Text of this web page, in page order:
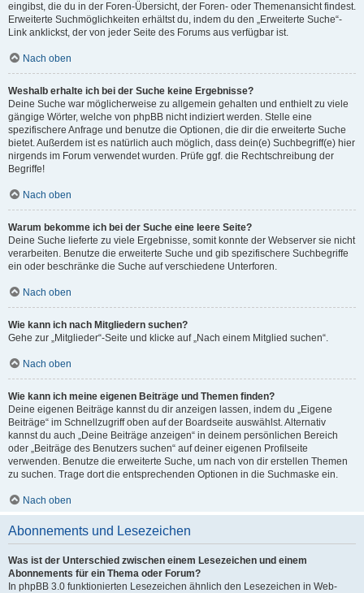
eingibst, die du in der Foren-Übersicht, der Foren- oder Themenansicht findest.
Erweiterte Suchmöglichkeiten erhältst du, indem du den „Erweiterte Suche“-
Link anklickst, der von jeder Seite des Forums aus verfügbar ist.
Nach oben
Weshalb erhalte ich bei der Suche keine Ergebnisse?
Deine Suche war möglicherweise zu allgemein gehalten und enthielt zu viele
gängige Wörter, welche von phpBB nicht indiziert werden. Stelle eine
spezifischere Anfrage und benutze die Optionen, die dir die erweiterte Suche
bietet. Außerdem ist es natürlich auch möglich, dass dein(e) Suchbegriff(e) hier
nirgends im Forum verwendet wurden. Prüfe ggf. die Rechtschreibung der
Begriffe!
Nach oben
Warum bekomme ich bei der Suche eine leere Seite?
Deine Suche lieferte zu viele Ergebnisse, somit konnte der Webserver sie nicht
verarbeiten. Benutze die erweiterte Suche und gib spezifischere Suchbegriffe
ein oder beschränke die Suche auf verschiedene Unterforen.
Nach oben
Wie kann ich nach Mitgliedern suchen?
Gehe zur „Mitglieder“-Seite und klicke auf „Nach einem Mitglied suchen“.
Nach oben
Wie kann ich meine eigenen Beiträge und Themen finden?
Deine eigenen Beiträge kannst du dir anzeigen lassen, indem du „Eigene
Beiträge“ im Schnellzugriff oben auf der Boardseite auswählst. Alternativ
kannst du auch „Deine Beiträge anzeigen“ in deinem persönlichen Bereich
oder „Beiträge des Benutzers suchen“ auf deiner eigenen Profilseite
verwenden. Benutze die erweiterte Suche, um nach von dir erstellen Themen
zu suchen. Trage dort die entsprechenden Optionen in die Suchmaske ein.
Nach oben
Abonnements und Lesezeichen
Was ist der Unterschied zwischen einem Lesezeichen und einem
Abonnements für ein Thema oder Forum?
In phpBB 3.0 funktionierten Lesezeichen ähnlich den Lesezeichen in Web-